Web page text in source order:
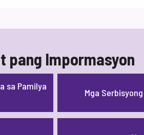
pang Impormasyon
sa Pamilya
Mga